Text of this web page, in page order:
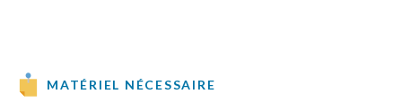
MATÉRIEL NÉCESSAIRE